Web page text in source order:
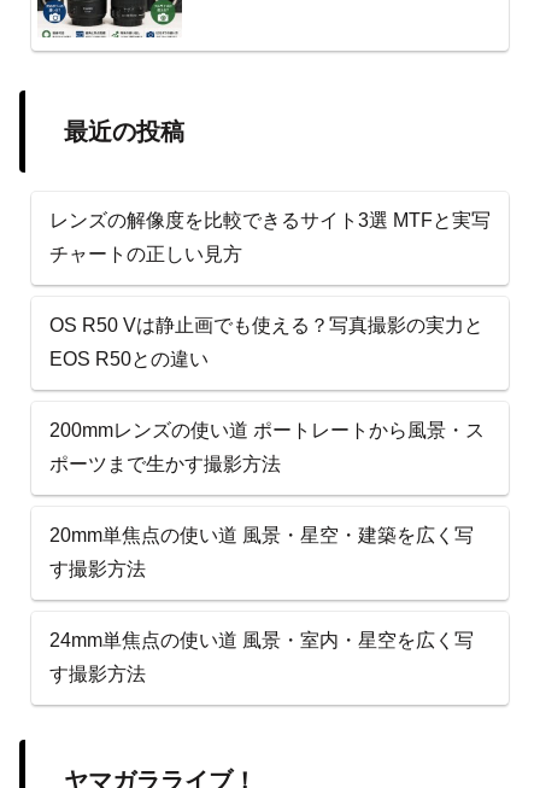
最近の投稿
レンズの解像度を比較できるサイト3選 MTFと実写
チャートの正しい見方
OS R50 Vは静止画でも使える？写真撮影の実力と
EOS R50との違い
200mmレンズの使い道 ポートレートから風景・ス
ポーツまで生かす撮影方法
20mm単焦点の使い道 風景・星空・建築を広く写
す撮影方法
24mm単焦点の使い道 風景・室内・星空を広く写
す撮影方法
ヤマガラライブ！